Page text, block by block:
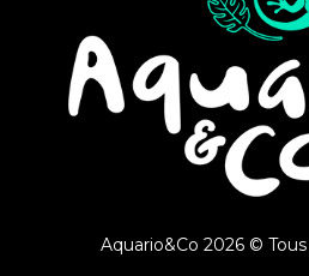
Aquario&Co 2026 ©